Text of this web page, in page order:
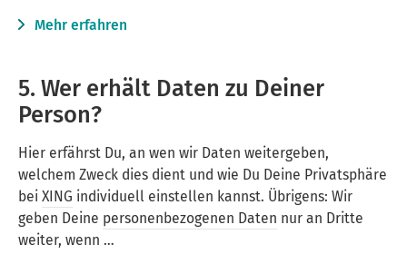
Mehr erfahren
5. Wer erhält Daten zu Deiner
Person?
Hier erfährst Du, an wen wir Daten weitergeben,
welchem Zweck dies dient und wie Du Deine Privatsphäre
beiXING individuell einstellen kannst. Übrigens: Wir
geben Deine personenbezogenen Daten nur an Dritte
weiter, wenn …